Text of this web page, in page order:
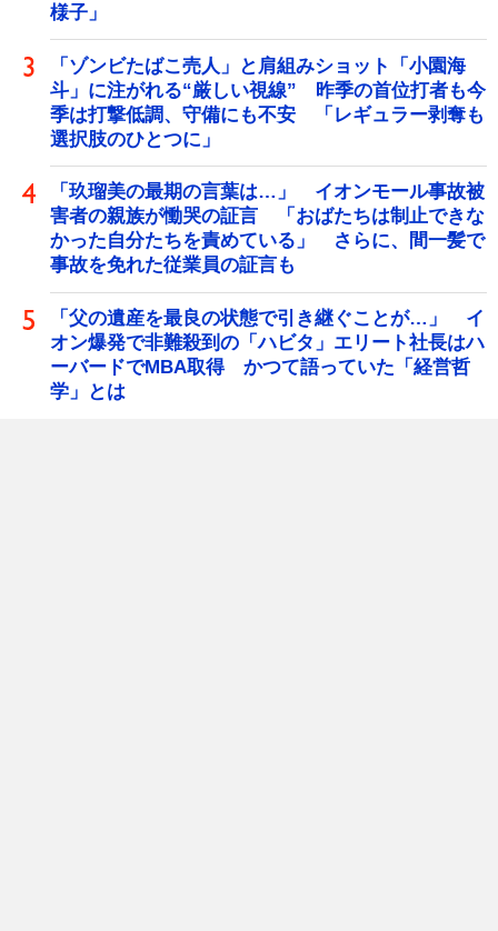
様子」
「ゾンビたばこ売人」と肩組みショット「小園海
斗」に注がれる“厳しい視線” 昨季の首位打者も今
季は打撃低調、守備にも不安 「レギュラー剥奪も
選択肢のひとつに」
「玖瑠美の最期の言葉は…」 イオンモール事故被
害者の親族が慟哭の証言 「おばたちは制止できな
かった自分たちを責めている」 さらに、間一髪で
事故を免れた従業員の証言も
「父の遺産を最良の状態で引き継ぐことが…」 イ
オン爆発で非難殺到の「ハビタ」エリート社長はハ
ーバードでMBA取得 かつて語っていた「経営哲
学」とは